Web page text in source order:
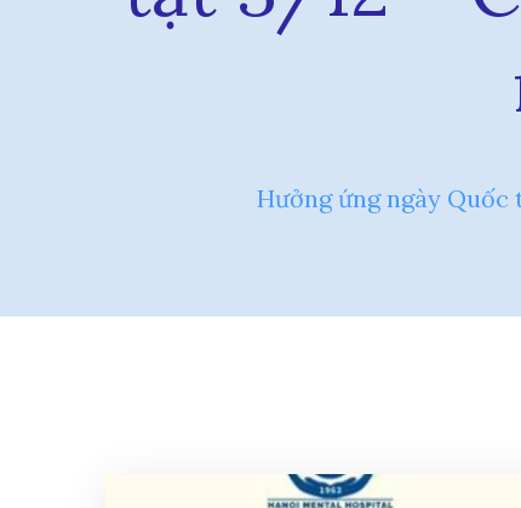
Hưởng ứng ngày